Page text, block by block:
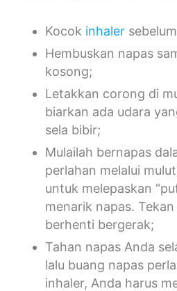
Kocok inhaler
Hembuskan napas
kosong;
Letakkan corong di
biarkan ada udara
sela bibir;
Mulailah bernapas
perlahan melalui
untuk melepaskan
menarik napas.
berhenti bergerak;
Tahan napas Anda
lalu buang napas
inhaler, Anda harus